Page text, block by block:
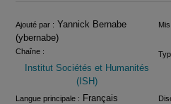
Informations
Ajouté par : Yannick Bernabe
(ybernabe)
Chaîne :
Institut Sociétés et Humanités
(ISH)
Langue principale : Français